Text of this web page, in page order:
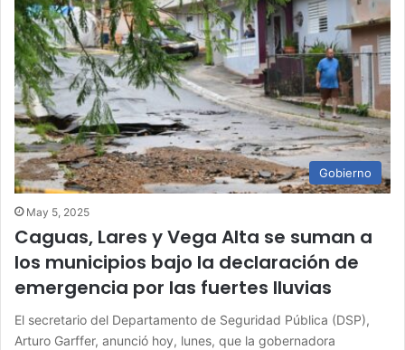
Gobierno
May 5, 2025
Caguas, Lares y Vega Alta se suman a
los municipios bajo la declaración de
emergencia por las fuertes lluvias
El secretario del Departamento de Seguridad Pública (DSP),
Arturo Garffer, anunció hoy, lunes, que la gobernadora